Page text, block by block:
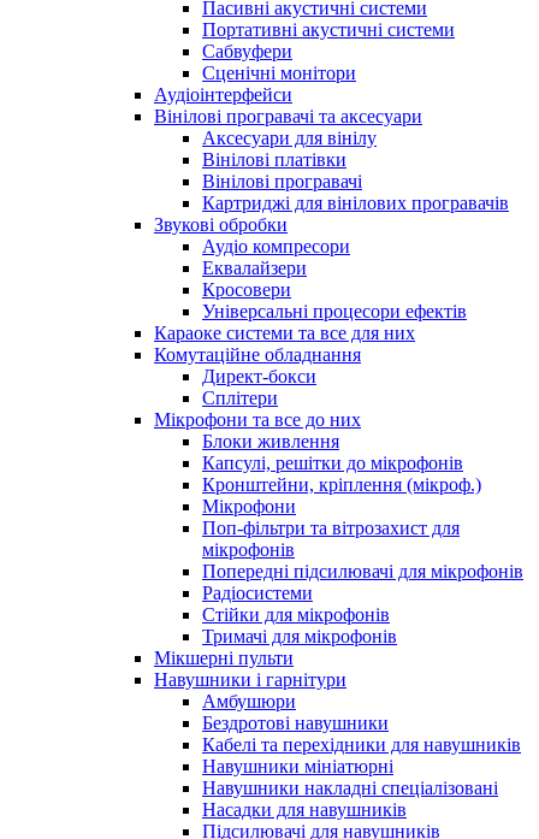
Пасивні акустичні системи
Портативні акустичні системи
Сабвуфери
Сценічні монітори
Аудіоінтерфейси
Вінілові програвачі та аксесуари
Аксесуари для вінілу
Вінілові платівки
Вінілові програвачі
Картриджі для вінілових програвачів
Звукові обробки
Аудіо компресори
Еквалайзери
Кросовери
Універсальні процесори ефектів
Караоке системи та все для них
Комутаційне обладнання
Директ-бокси
Сплітери
Мікрофони та все до них
Блоки живлення
Капсулі, решітки до мікрофонів
Кронштейни, кріплення (мікроф.)
Мікрофони
Поп-фільтри та вітрозахист для
мікрофонів
Попередні підсилювачі для мікрофонів
Радіосистеми
Стійки для мікрофонів
Тримачі для мікрофонів
Мікшерні пульти
Навушники і гарнітури
Амбушюри
Бездротові навушники
Кабелі та перехідники для навушників
Навушники мініатюрні
Навушники накладні спеціалізовані
Насадки для навушників
Підсилювачі для навушників